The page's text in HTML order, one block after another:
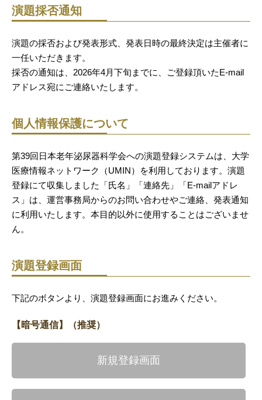
演題採否通知
演題の採否および発表形式、発表日時の最終決定は主催者に
一任いただきます。
採否の通知は、2026年4月下旬までに、ご登録頂いたE-mail
アドレス宛にご連絡いたします。
個人情報保護について
第39回日本老年泌尿器科学会への演題登録システムは、大学
医療情報ネットワーク（UMIN）を利用しております。演題
登録にて収集しました「氏名」「連絡先」「E-mailアドレ
ス」は、運営事務局からのお問い合わせやご連絡、発表通知
に利用いたします。本目的以外に使用することはございませ
ん。
演題登録画面
下記のボタンより、演題登録画面にお進みください。
【暗号通信】（推奨）
新規登録画面